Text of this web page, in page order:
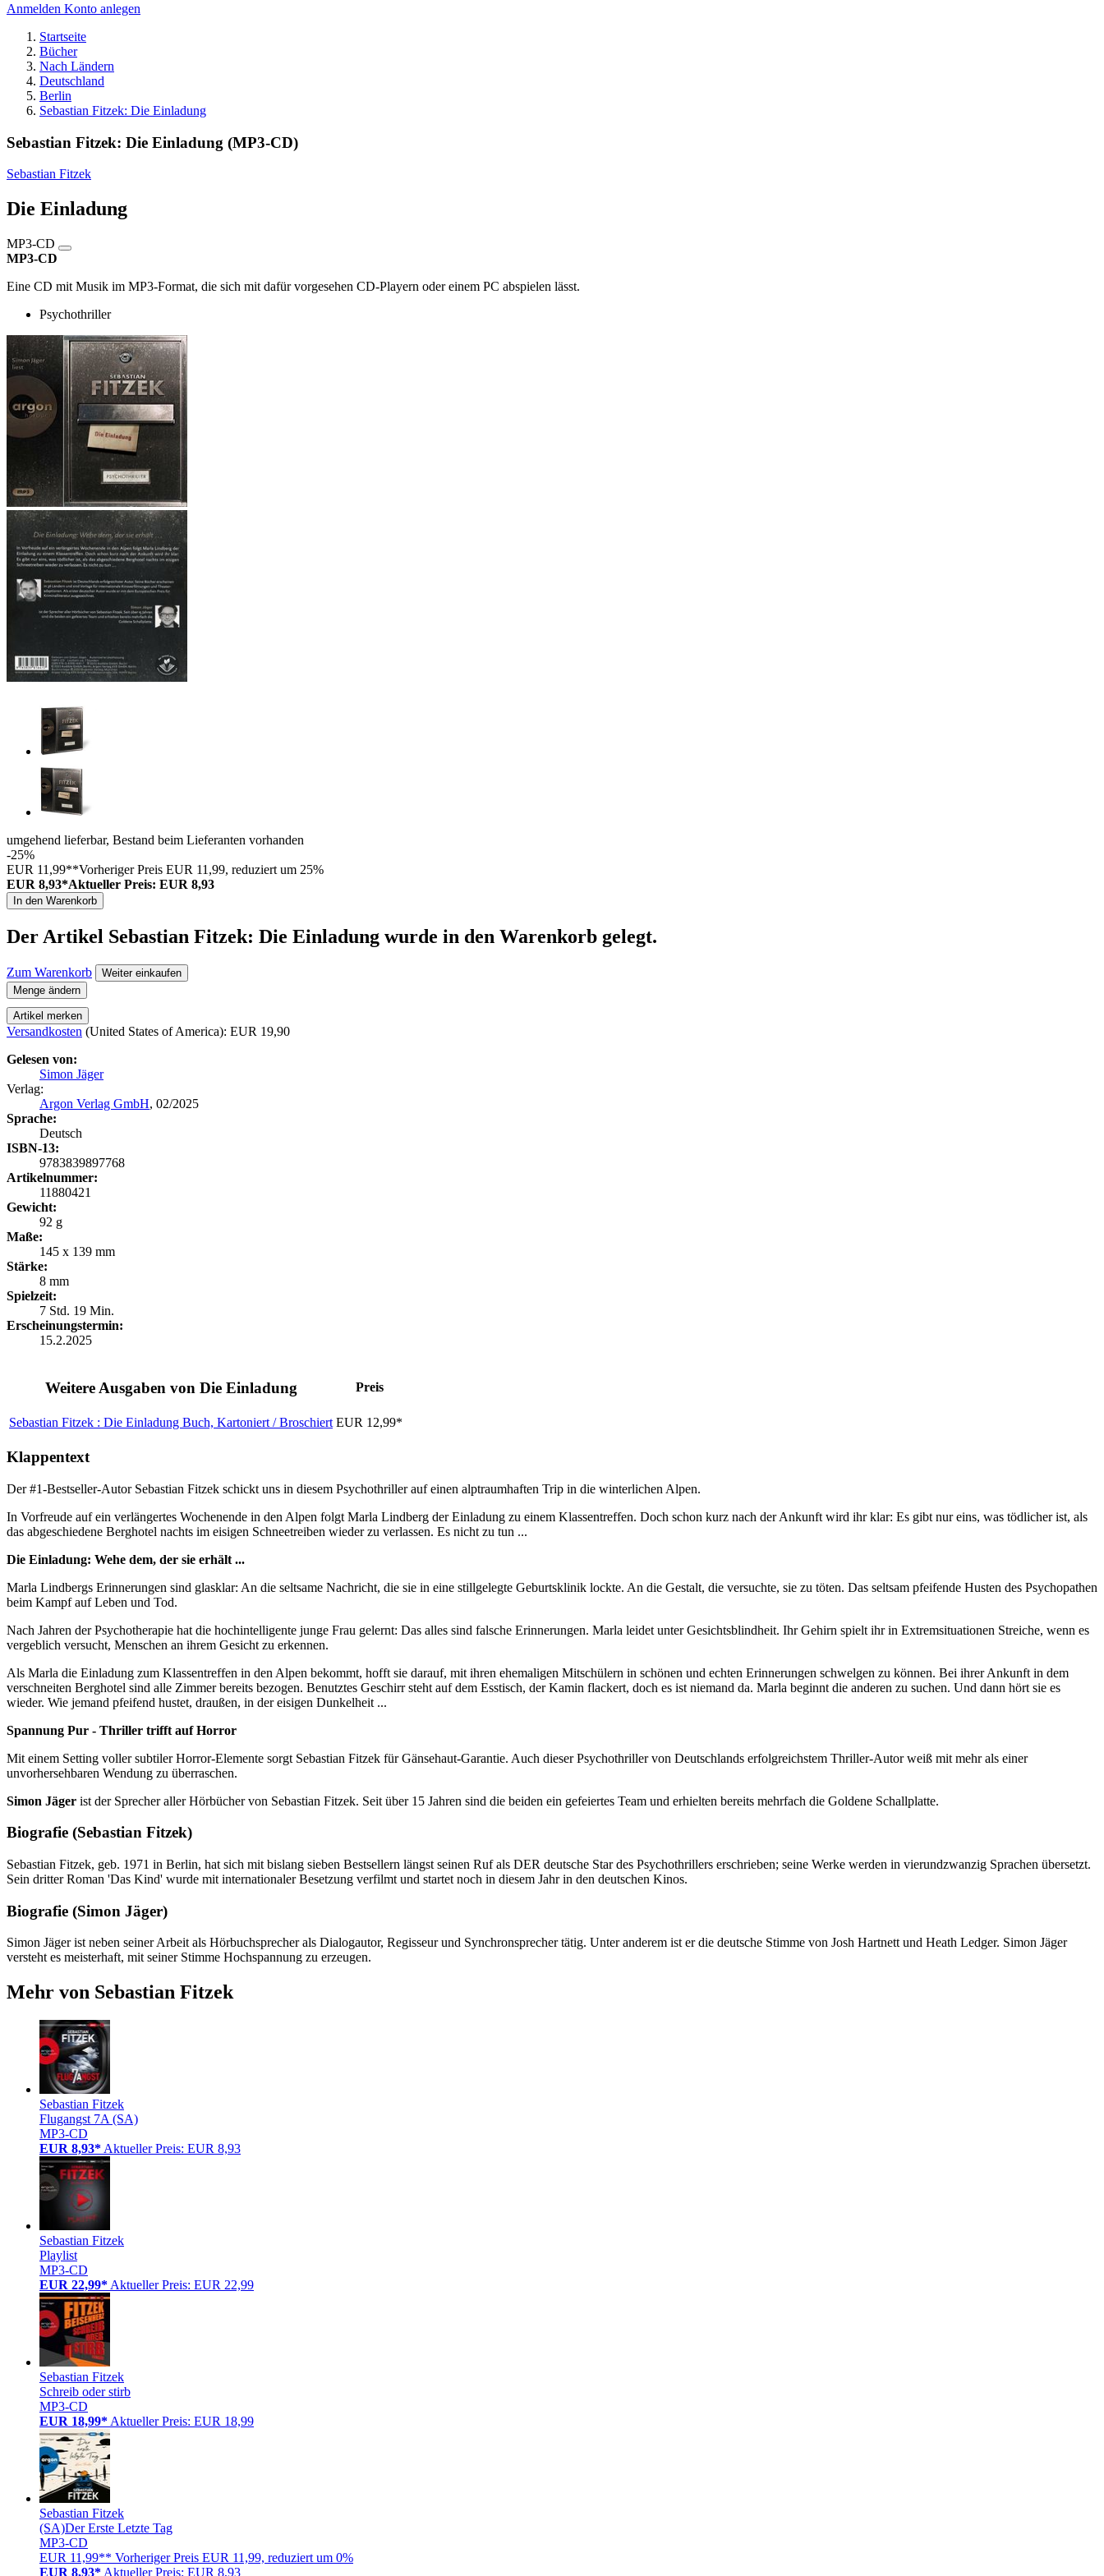
Anmelden Konto anlegen
Startseite
Bücher
Nach Ländern
Deutschland
Berlin
Sebastian Fitzek: Die Einladung
Sebastian Fitzek: Die Einladung (MP3-CD)
Sebastian Fitzek
Die Einladung
MP3-CD
MP3-CD
Eine CD mit Musik im MP3-Format, die sich mit dafür vorgesehen CD-Playern oder einem PC abspielen lässt.
Psychothriller
umgehend lieferbar, Bestand beim Lieferanten vorhanden
-25%
EUR 11,99**Vorheriger Preis EUR 11,99, reduziert um 25%
EUR 8,93*Aktueller Preis: EUR 8,93
In den Warenkorb
Der Artikel Sebastian Fitzek: Die Einladung wurde in den Warenkorb gelegt.
Zum Warenkorb
Weiter einkaufen
Menge ändern
Artikel merken
Versandkosten (United States of America): EUR 19,90
Gelesen von:
Simon Jäger
Verlag:
Argon Verlag GmbH, 02/2025
Sprache:
Deutsch
ISBN-13:
9783839897768
Artikelnummer:
11880421
Gewicht:
92 g
Maße:
145 x 139 mm
Stärke:
8 mm
Spielzeit:
7 Std. 19 Min.
Erscheinungstermin:
15.2.2025
Weitere Ausgaben von Die Einladung Preis
Sebastian Fitzek : Die Einladung Buch, Kartoniert / Broschiert EUR 12,99*
Klappentext
Der #1-Bestseller-Autor Sebastian Fitzek schickt uns in diesem Psychothriller auf einen alptraumhaften Trip in die winterlichen Alpen.
In Vorfreude auf ein verlängertes Wochenende in den Alpen folgt Marla Lindberg der Einladung zu einem Klassentreffen. Doch schon kurz nach der Ankunft wird ihr klar: Es gibt nur eins, was tödlicher ist, als
das abgeschiedene Berghotel nachts im eisigen Schneetreiben wieder zu verlassen. Es nicht zu tun ...
Die Einladung: Wehe dem, der sie erhält ...
Marla Lindbergs Erinnerungen sind glasklar: An die seltsame Nachricht, die sie in eine stillgelegte Geburtsklinik lockte. An die Gestalt, die versuchte, sie zu töten. Das seltsam pfeifende Husten des Psychopathen
beim Kampf auf Leben und Tod.
Nach Jahren der Psychotherapie hat die hochintelligente junge Frau gelernt: Das alles sind falsche Erinnerungen. Marla leidet unter Gesichtsblindheit. Ihr Gehirn spielt ihr in Extremsituationen Streiche, wenn es
vergeblich versucht, Menschen an ihrem Gesicht zu erkennen.
Als Marla die Einladung zum Klassentreffen in den Alpen bekommt, hofft sie darauf, mit ihren ehemaligen Mitschülern in schönen und echten Erinnerungen schwelgen zu können. Bei ihrer Ankunft in dem
verschneiten Berghotel sind alle Zimmer bereits bezogen. Benutztes Geschirr steht auf dem Esstisch, der Kamin flackert, doch es ist niemand da. Marla beginnt die anderen zu suchen. Und dann hört sie es
wieder. Wie jemand pfeifend hustet, draußen, in der eisigen Dunkelheit ...
Spannung Pur - Thriller trifft auf Horror
Mit einem Setting voller subtiler Horror-Elemente sorgt Sebastian Fitzek für Gänsehaut-Garantie. Auch dieser Psychothriller von Deutschlands erfolgreichstem Thriller-Autor weiß mit mehr als einer
unvorhersehbaren Wendung zu überraschen.
Simon Jäger ist der Sprecher aller Hörbücher von Sebastian Fitzek. Seit über 15 Jahren sind die beiden ein gefeiertes Team und erhielten bereits mehrfach die Goldene Schallplatte.
Biografie (Sebastian Fitzek)
Sebastian Fitzek, geb. 1971 in Berlin, hat sich mit bislang sieben Bestsellern längst seinen Ruf als DER deutsche Star des Psychothrillers erschrieben; seine Werke werden in vierundzwanzig Sprachen übersetzt.
Sein dritter Roman 'Das Kind' wurde mit internationaler Besetzung verfilmt und startet noch in diesem Jahr in den deutschen Kinos.
Biografie (Simon Jäger)
Simon Jäger ist neben seiner Arbeit als Hörbuchsprecher als Dialogautor, Regisseur und Synchronsprecher tätig. Unter anderem ist er die deutsche Stimme von Josh Hartnett und Heath Ledger. Simon Jäger
versteht es meisterhaft, mit seiner Stimme Hochspannung zu erzeugen.
Mehr von Sebastian Fitzek
Sebastian Fitzek
Flugangst 7A (SA)
MP3-CD
EUR 8,93* Aktueller Preis: EUR 8,93
Sebastian Fitzek
Playlist
MP3-CD
EUR 22,99* Aktueller Preis: EUR 22,99
Sebastian Fitzek
Schreib oder stirb
MP3-CD
EUR 18,99* Aktueller Preis: EUR 18,99
Sebastian Fitzek
(SA)Der Erste Letzte Tag
MP3-CD
EUR 11,99** Vorheriger Preis EUR 11,99, reduziert um 0%
EUR 8,93* Aktueller Preis: EUR 8,93